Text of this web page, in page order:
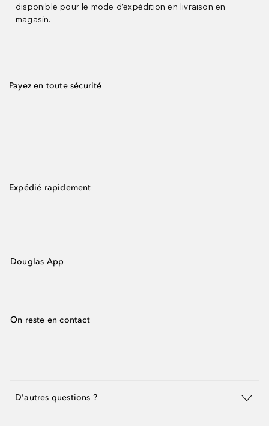
disponible pour le mode d’expédition en livraison en
magasin.
Payez en toute sécurité
Expédié rapidement
Douglas App
On reste en contact
D'autres questions ?